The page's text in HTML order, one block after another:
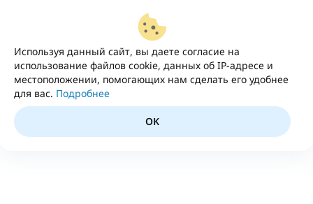
Используя данный сайт, вы даете согласие на
использование файлов cookie, данных об IP-адресе и
местоположении, помогающих нам сделать его удобнее
для вас. Подробнее
OK